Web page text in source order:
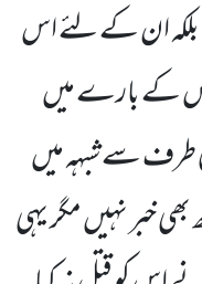
بلکہ ان کے لئے اس
اس کے بارے میں
طرف سے شبہہ میں
خبر نہیں مگر یہی